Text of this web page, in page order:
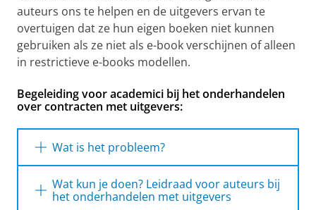
auteurs ons te helpen en de uitgevers ervan te
overtuigen dat ze hun eigen boeken niet kunnen
gebruiken als ze niet als e-book verschijnen of alleen
in restrictieve e-books modellen.
Begeleiding voor academici bij het onderhandelen
over contracten met uitgevers:
Wat is het probleem?
Als je een academisch boek schrijft, wil je
waarschijnlijk dat je studenten het kunnen
Wat kun je doen? Leidraad voor auteurs bij
het onderhandelen met uitgevers